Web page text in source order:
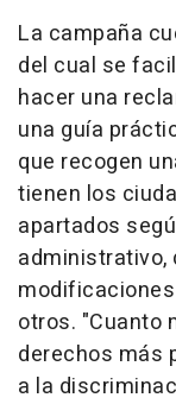
La campaña
del cual se
hacer una
una guía
que recogen
tienen los
apartados
administrativo,
otros. "Cuanto
derechos más
a la